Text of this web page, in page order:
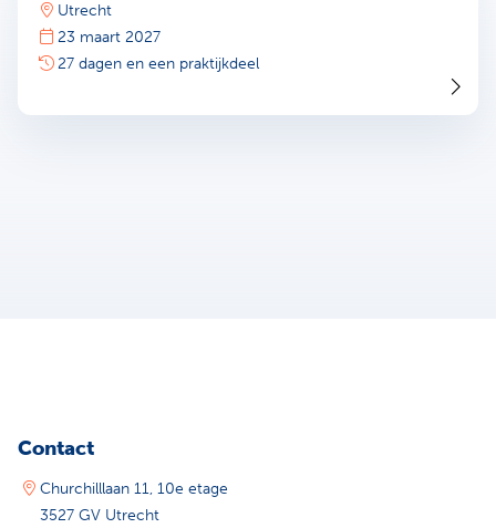
Utrecht
23 maart 2027
27 dagen en een praktijkdeel
Contact
Churchilllaan 11, 10e etage
3527 GV Utrecht